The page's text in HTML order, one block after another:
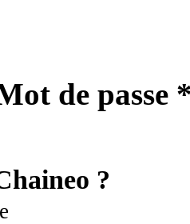
de passe
?